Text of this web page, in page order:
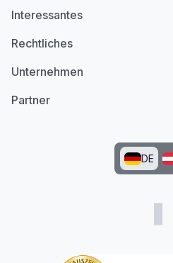
Interessantes
Rechtliches
Unternehmen
Partner
DE